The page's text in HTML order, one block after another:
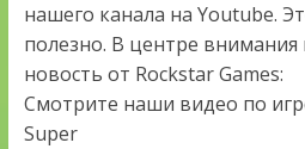
нашего канала на Youtube.
полезно. В центре внимания
новость от Rockstar Games:
Смотрите наши видео по
Super